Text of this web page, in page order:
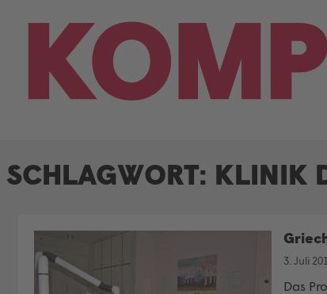
SCHLAGWORT: KLINIK
3. Juli
Das